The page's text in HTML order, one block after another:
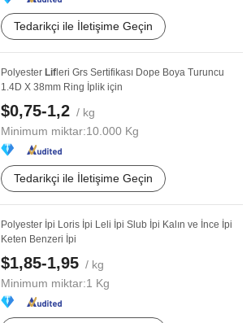
Tedarikçi ile İletişime Geçin
Polyester Lif leri Grs Sertifikası Dope Boya Turuncu
1.4D X 38mm Ring İplik için
$0,75-1,2 / kg
Minimum miktar:10.000 Kg
Tedarikçi ile İletişime Geçin
Polyester İpi Loris İpi Leli İpi Slub İpi Kalın ve İnce İpi
Keten Benzeri İpi
$1,85-1,95 / kg
Minimum miktar:1 Kg